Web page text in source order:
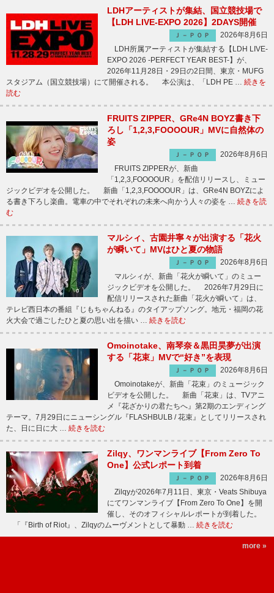
LDHアーティストが集結、国立競技場で
【LDH LIVE-EXPO 2026】2DAYS開催
Ｊ－ＰＯＰ
2026年8月6日
LDH所属アーティストが集結する【LDH LIVE-
EXPO 2026 -PERFECT YEAR BEST-】が、
2026年11月28日・29日の2日間、東京・MUFG
スタジアム（国立競技場）にて開催される。 本公演は、「LDH PE … 続きを
読む
FRUITS ZIPPER、GRe4N BOYZ書き下
ろし「1,2,3,FOOOOUR」MVに自然体の
姿
Ｊ－ＰＯＰ
2026年8月6日
FRUITS ZIPPERが、新曲
「1,2,3,FOOOOUR」を配信リリースし、ミュー
ジックビデオを公開した。 新曲「1,2,3,FOOOOUR」は、GRe4N BOYZによ
る書き下ろし楽曲。電車の中でそれぞれの未来へ向かう人々の姿を … 続きを読
む
マルシィ、古園井寧々が出演する「花火
が瞬いて」MVはひと夏の物語
Ｊ－ＰＯＰ
2026年8月6日
マルシィが、新曲「花火が瞬いて」のミュー
ジックビデオを公開した。 2026年7月29日に
配信リリースされた新曲「花火が瞬いて」は、
テレビ西日本の番組『じもちゃんねる』のタイアップソング。地元・福岡の花
火大会で過ごしたひと夏の思い出を描い … 続きを読む
Omoinotake、南琴奈＆黒田昊夢が出演
する「花束」MVで“好き”を表現
Ｊ－ＰＯＰ
2026年8月6日
Omoinotakeが、新曲「花束」のミュージック
ビデオを公開した。 新曲「花束」は、TVアニ
メ『花ざかりの君たちへ』第2期のエンディング
テーマ。7月29日にニューシングル『FLASHBULB / 花束』としてリリースされ
た、日に日に大 … 続きを読む
Zilqy、ワンマンライブ【From Zero To
One】公式レポート到着
Ｊ－ＰＯＰ
2026年8月6日
Zilqyが2026年7月11日、東京・Veats Shibuya
にてワンマンライブ【From Zero To One】を開
催し、そのオフィシャルレポートが到着した。
「『Birth of Riot』、Zilqyのムーヴメントとして暴動 … 続きを読む
more »